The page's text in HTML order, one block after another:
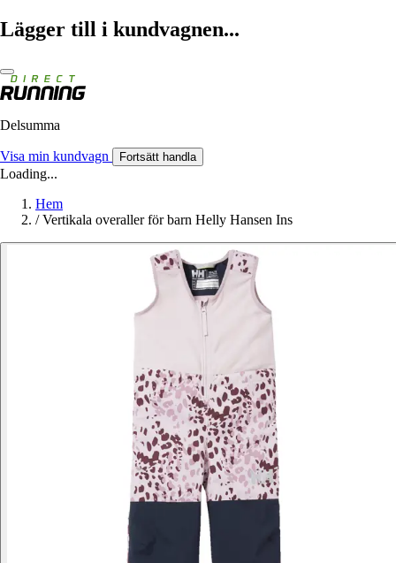
Lägger till i kundvagnen...
Delsumma
Visa min kundvagn Fortsätt handla
Loading...
Hem
/ Vertikala overaller för barn Helly Hansen Ins